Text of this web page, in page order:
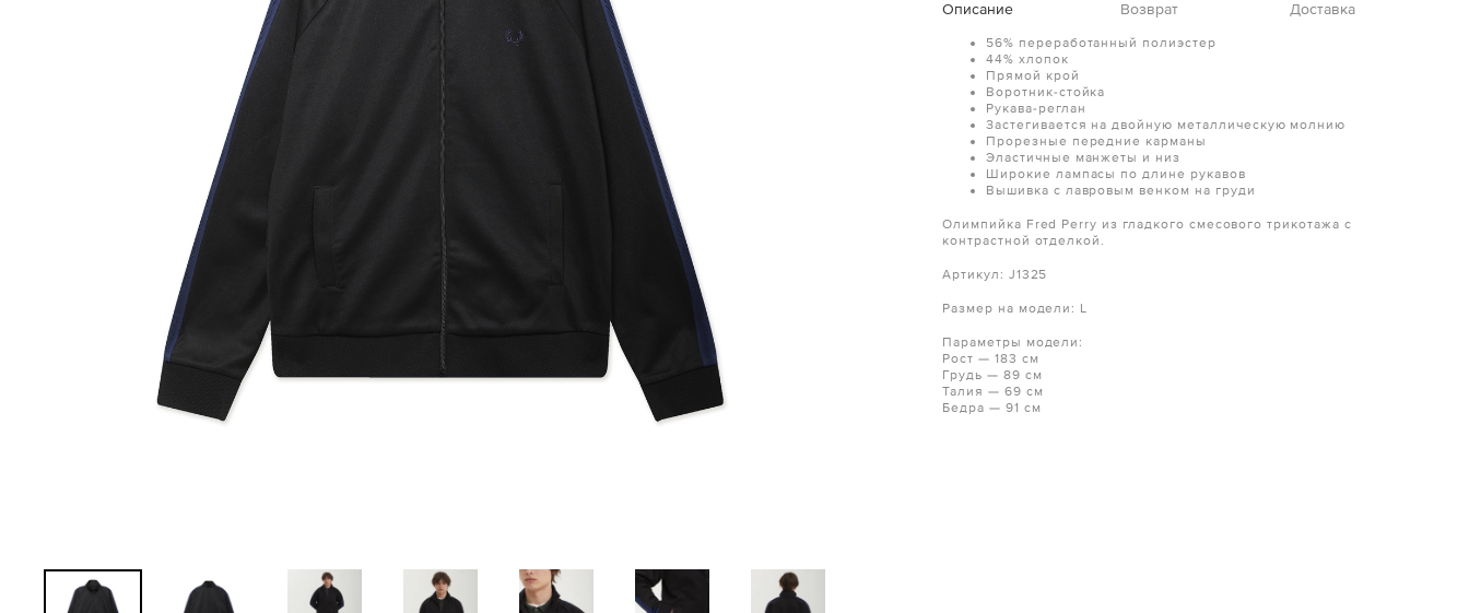
Описание Возврат Доставка
56% переработанный полиэстер
44% хлопок
Прямой крой
Воротник-стойка
Рукава-реглан
Застегивается на двойную металлическую молнию
Прорезные передние карманы
Эластичные манжеты и низ
Широкие лампасы по длине рукавов
Вышивка с лавровым венком на груди
Олимпийка Fred Perry из гладкого смесового трикотажа с
контрастной отделкой.
Артикул: J1325
Размер на модели: L
Параметры модели:
Рост — 183 см
Грудь — 89 см
Талия — 69 см
Бедра — 91 см